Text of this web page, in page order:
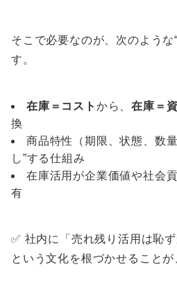
そこで必要なのが、次のような
す。
在庫＝コスト から、在庫＝
換
商品特性（期限、状態、数
し”する仕組み
在庫活用が企業価値や社会
有
✅ 社内に「売れ残り活用は恥
という文化を根づかせることが